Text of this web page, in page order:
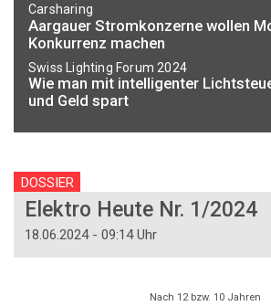
Carsharing
Aargauer Stromkonzerne wollen
Konkurrenz machen
Swiss Lighting Forum 2024
Wie man mit intelligenter
und Geld spart
DOSSIER
Elektro Heute Nr. 1/2024
18.06.2024 - 09:14 Uhr
Nach 12 bzw. 10 Jahren